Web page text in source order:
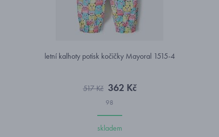
letní kalhoty potisk kočičky Mayoral 1515-4
517 Kč 362 Kč
98
skladem